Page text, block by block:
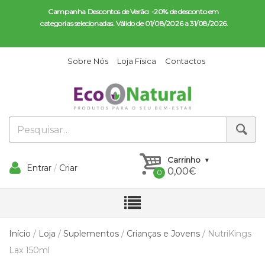
Sobre Nós Loja Física Contactos
Entrar / Criar
Carrinho
0,00€
Início / Loja / Suplementos / Crianças e Jovens / NutriKings
Lax 150ml
Campanha Descontos de Verão: -20% de desconto em
categorias selecionadas. Válido de 01/08/2026 a 31/08/2026.